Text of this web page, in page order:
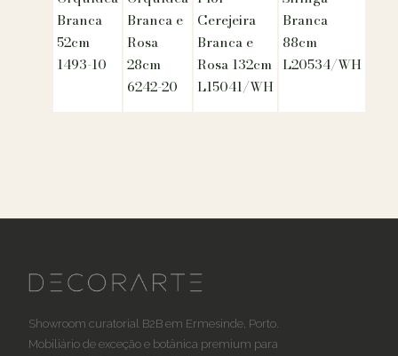
Branca
52cm
1493-10
Branca e
Rosa
28cm
6242-20
Cerejeira
Branca e
Rosa 132cm
L15041/WH
Branca
88cm
L20534/WH
Showroom curatorial B2B em Ermesinde, Porto.
Mobiliário de exceção e botânica premium para